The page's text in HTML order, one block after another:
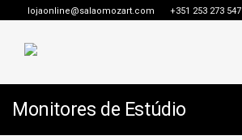
lojaonline@salaomozart.com +351 253 273 547
Monitores de Estúdio